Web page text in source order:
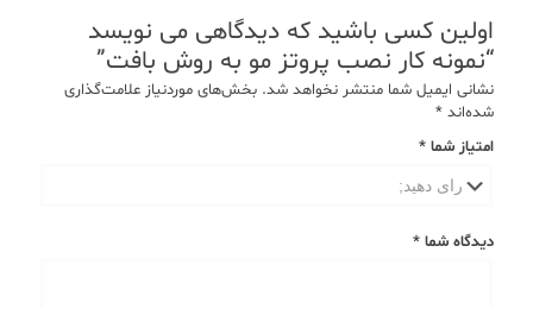
اولین کسی باشید که دیدگاهی می نویسد
“نمونه کار نصب پروتز مو به روش بافت”
نشانی ایمیل شما منتشر نخواهد شد. بخش‌های موردنیاز علامت‌گذاری
شده‌اند *
امتیاز شما *
دیدگاه شما *